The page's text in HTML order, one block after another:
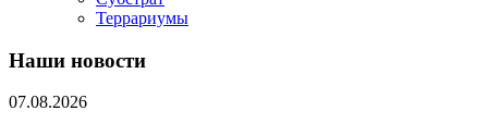
Террариумы
Наши новости
07.08.2026